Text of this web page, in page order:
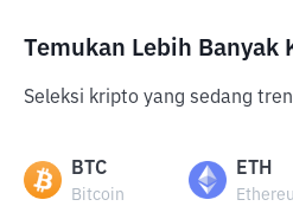
Temukan Lebih Banyak
Seleksi kripto yang sedang
BTC
Bitcoin
ETH